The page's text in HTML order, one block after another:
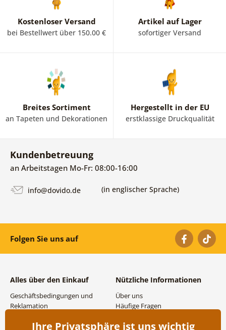
Kostenloser Versand
bei Bestellwert über 150.00 €
Artikel auf Lager
sofortiger Versand
Breites Sortiment
an Tapeten und Dekorationen
Hergestellt in der EU
erstklassige Druckqualität
Kundenbetreuung
an Arbeitstagen Mo-Fr: 08:00-16:00
info@dovido.de (in englischer Sprache)
Folgen Sie uns auf
Alles über den Einkauf
Geschäftsbedingungen und
Reklamation
Versand- und
Nützliche Informationen
Über uns
Häufige Fragen
Großhandel und
Ihre Privatsphäre ist uns wichtig